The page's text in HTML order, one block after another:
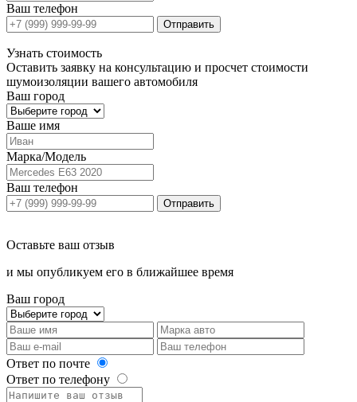
Ваш телефон
Отправить
Узнать стоимость
Оставить заявку на консультацию и просчет стоимости
шумоизоляции вашего автомобиля
Ваш город
Ваше имя
Марка/Модель
Ваш телефон
Отправить
Оставьте ваш отзыв
и мы опубликуем его в ближайшее время
Ваш город
Ответ по почте
Ответ по телефону